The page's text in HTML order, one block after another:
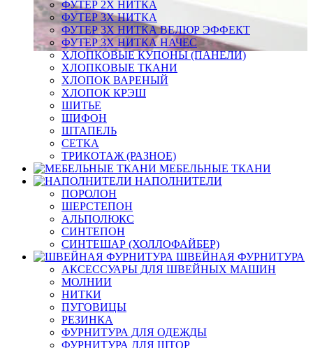
ФУТЕР 2Х НИТКА
ФУТЕР 3Х НИТКА
ФУТЕР 3Х НИТКА ВЕЛЮР ЭФФЕКТ
ФУТЕР 3Х НИТКА НАЧЕС
ХЛОПКОВЫЕ КУПОНЫ (ПАНЕЛИ)
ХЛОПКОВЫЕ ТКАНИ
ХЛОПОК ВАРЕНЫЙ
ХЛОПОК КРЭШ
ШИТЬЕ
ШИФОН
ШТАПЕЛЬ
СЕТКА
ТРИКОТАЖ (РАЗНОЕ)
МЕБЕЛЬНЫЕ ТКАНИ
НАПОЛНИТЕЛИ
ПОРОЛОН
ШЕРСТЕПОН
АЛЬПОЛЮКС
СИНТЕПОН
СИНТЕШАР (ХОЛЛОФАЙБЕР)
ШВЕЙНАЯ ФУРНИТУРА
АКСЕССУАРЫ ДЛЯ ШВЕЙНЫХ МАШИН
МОЛНИИ
НИТКИ
ПУГОВИЦЫ
РЕЗИНКА
ФУРНИТУРА ДЛЯ ОДЕЖДЫ
ФУРНИТУРА ДЛЯ ШТОР